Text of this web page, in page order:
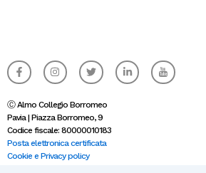
F
a
c
b
o
o
k
-
f
I
n
s
a
g
r
a
m
T
w
i
t
e
r
L
i
n
I
c
o
Ⓒ Almo Collegio Borromeo
Pavia | Piazza Borromeo, 9
Codice fiscale: 80000010183
Posta elettronica certificata
Cookie e Privacy policy